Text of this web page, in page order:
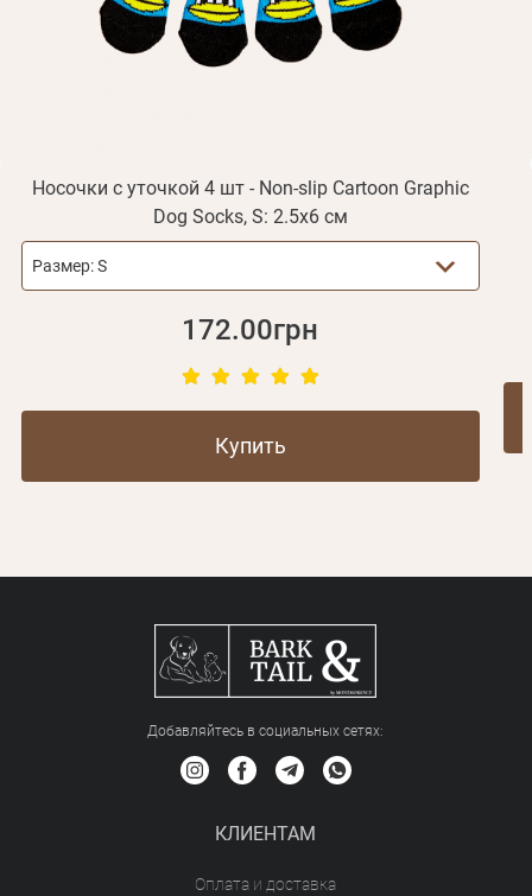
Носочки с уточкой 4 шт - Non-slip Cartoon Graphic
Dog Socks, S: 2.5х6 см
Размер:S
172.00грн
Купить
Добавляйтесь в социальных сетяx:
КЛИЕНТАМ
Оплата и доставка
Отправить
Регистрация
Вспомнили пароль?
Не пришло письмо?Повторить отправку